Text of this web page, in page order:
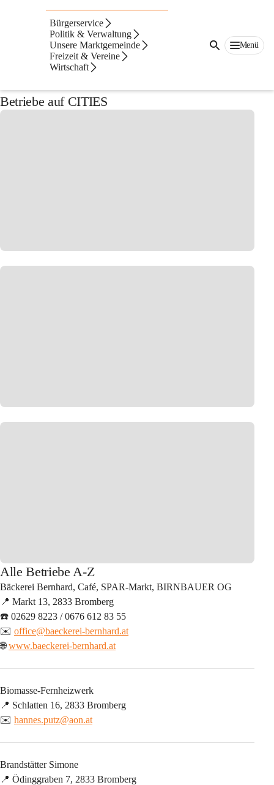
Bürgerservice
Politik & Verwaltung
Unsere Marktgemeinde
Freizeit & Vereine
Wirtschaft
Menü
Betriebe
Aktuelles
Betriebe auf CITIES
Alle Betriebe A-Z
Bäckerei Bernhard, Café, SPAR-Markt, BIRNBAUER OG
📍 Markt 13, 2833 Bromberg
☎️ 02629 8223 / 0676 612 83 55
✉️ office@baeckerei-bernhard.at
🌐 www.baeckerei-bernhard.at
Biomasse-Fernheizwerk
📍 Schlatten 16, 2833 Bromberg
✉️ hannes.putz@aon.at
Brandstätter Simone
📍 Ödinggraben 7, 2833 Bromberg